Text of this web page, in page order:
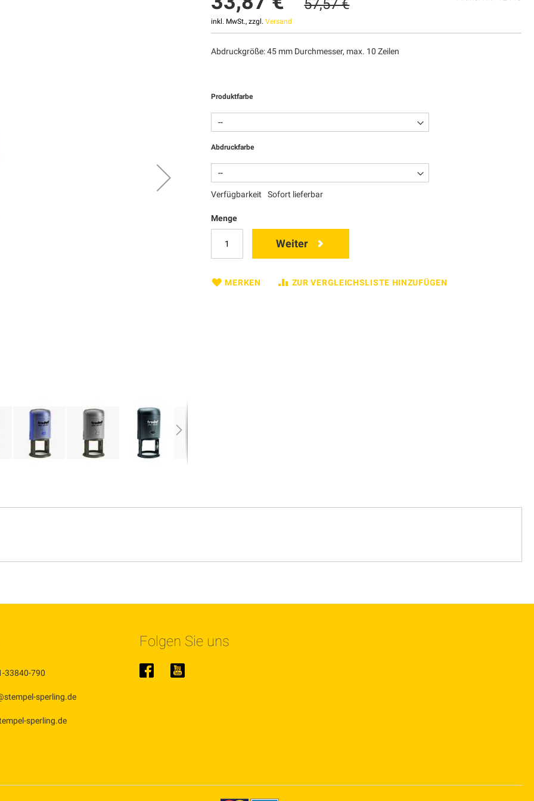
inkl. MwSt., zzgl.Versand
57,57 €
Abdruckgröße: 45 mm Durchmesser, max. 10 Zeilen
Produktfarbe
Abdruckfarbe
Verfügbarkeit Sofort lieferbar
Menge
Weiter
MERKEN ZUR VERGLEICHSLISTE HINZUFÜGEN
33840-790
sperling.de
sperling.de
Folgen Sie uns